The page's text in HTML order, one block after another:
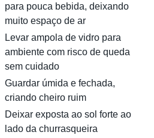
para pouca bebida, deixando
muito espaço de ar
Levar ampola de vidro para
ambiente com risco de queda
sem cuidado
Guardar úmida e fechada,
criando cheiro ruim
Deixar exposta ao sol forte ao
lado da churrasqueira